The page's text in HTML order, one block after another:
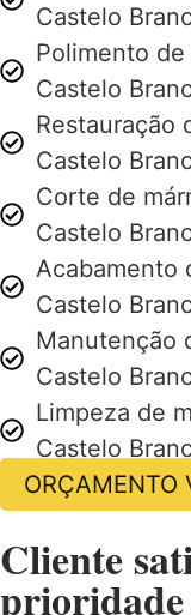
Castelo
Polimento
Castelo
Restauração
Castelo
Corte de
Castelo
Acabamento
Castelo
Manutenção
Castelo
Limpeza de
Castelo
ORÇAMENTO
Cliente
prioridade